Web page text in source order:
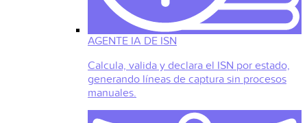
AGENTE IA DE ISN
Calcula, valida y declara el ISN por estado,
generando líneas de captura sin procesos
manuales.